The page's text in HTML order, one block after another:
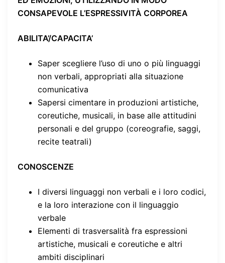
CONSAPEVOLE L’ESPRESSIVITÀ CORPOREA
ABILITA’/CAPACITA’
Saper scegliere l’uso di uno o più linguaggi
non verbali, appropriati alla situazione
comunicativa
Sapersi cimentare in produzioni artistiche,
coreutiche, musicali, in base alle attitudini
personali e del gruppo (coreografie, saggi,
recite teatrali)
CONOSCENZE
I diversi linguaggi non verbali e i loro codici,
e la loro interazione con il linguaggio
verbale
Elementi di trasversalità fra espressioni
artistiche, musicali e coreutiche e altri
ambiti disciplinari